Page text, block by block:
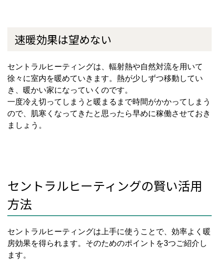
速暖効果は望めない
セントラルヒーティングは、輻射熱や自然対流を用いて
徐々に室内を暖めていきます。熱が少しずつ移動してい
き、暖かい家になっていくのです。
一度冷え切ってしまうと暖まるまで時間がかかってしまう
ので、肌寒くなってきたと思ったら早めに稼働させておき
ましょう。
セントラルヒーティングの賢い活用
方法
セントラルヒーティングは上手に使うことで、効率よく暖
房効果を得られます。そのためのポイントを3つご紹介し
ます。